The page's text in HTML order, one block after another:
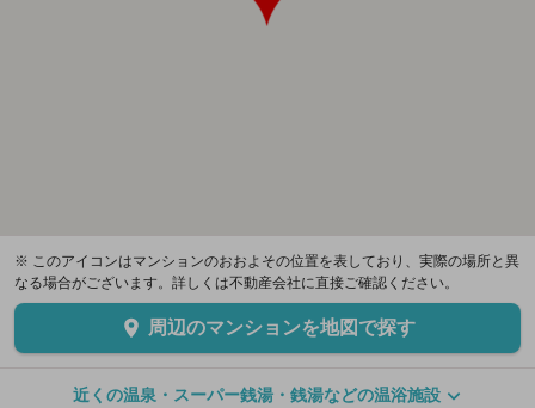
※ このアイコンはマンションのおおよその位置を表しており、実際の場所と異
なる場合がございます。詳しくは不動産会社に直接ご確認ください。
周辺のマンションを地図で探す
近くの温泉・スーパー銭湯・銭湯などの温浴施設